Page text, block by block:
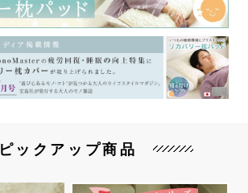
ピックアップ商品